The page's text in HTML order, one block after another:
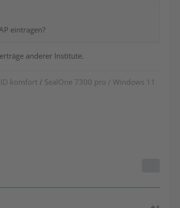
eintragen?
anderer Institute.
komfort / SealOne 7300 pro / Windows 11